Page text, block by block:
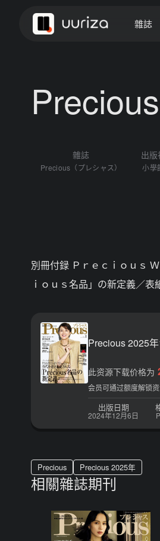
雜誌
雜誌
Precious（プレシャス）
出版
小學
別冊付録 Ｐｒｅｃｉｏｕｓ
ｉｏｕｓ名品」の新定義／
Precious 2025
此资源下载价格为
会员可通过额度解锁资
出版日期
2024年12月6日
Precious Precious 2025年
相關雜誌期刊